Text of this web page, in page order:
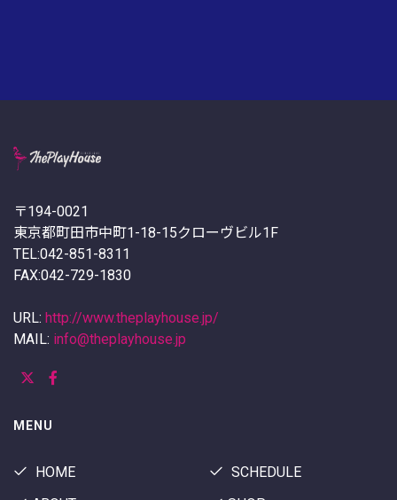
〒194-0021
東京都町田市中町1-18-15クローヴビル1F
TEL:042-851-8311
FAX:042-729-1830
URL: http://www.theplayhouse.jp/
MAIL: info@theplayhouse.jp
MENU
HOME
SCHEDULE